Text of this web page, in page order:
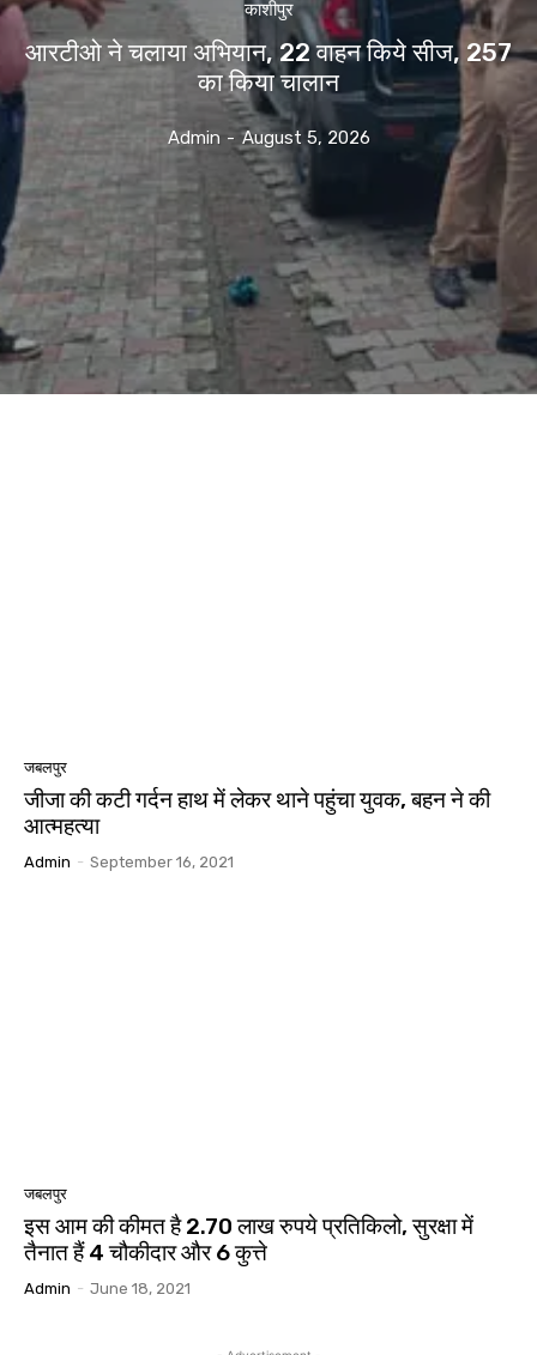
काशीपुर
आरटीओ ने चलाया अभियान, 22 वाहन किये सीज, 257
का किया चालान
Admin - August 5, 2026
जबलपुर
जीजा की कटी गर्दन हाथ में लेकर थाने पहुंचा युवक, बहन ने की
आत्महत्या
Admin - September 16, 2021
जबलपुर
इस आम की कीमत है 2.70 लाख रुपये प्रतिकिलो, सुरक्षा में
तैनात हैं 4 चौकीदार और 6 कुत्ते
Admin - June 18, 2021